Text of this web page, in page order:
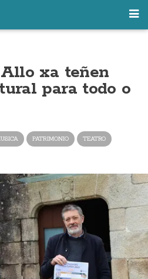
xa teñen
para todo o
PATRIMONIO TEATRO